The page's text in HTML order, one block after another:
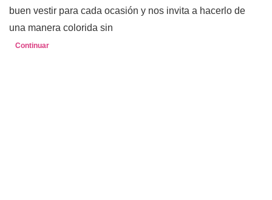
buen vestir para cada ocasión y nos invita a hacerlo de
una manera colorida sin
Continuar